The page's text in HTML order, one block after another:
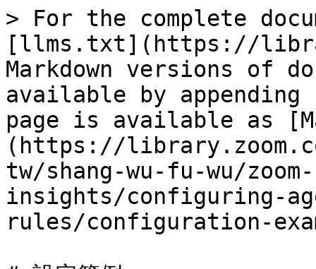
> For the complete
[llms.txt](https://
Markdown versions of
available by
page is available as
(https://
tw/shang-wu-fu-wu/
insights/configuring-
rules/configuration-